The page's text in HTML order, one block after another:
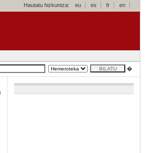
Hautatu hizkuntza: eu es fr en
�